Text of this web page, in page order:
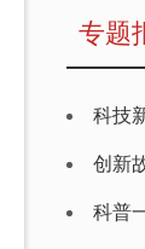
专题
科技
创新
科普